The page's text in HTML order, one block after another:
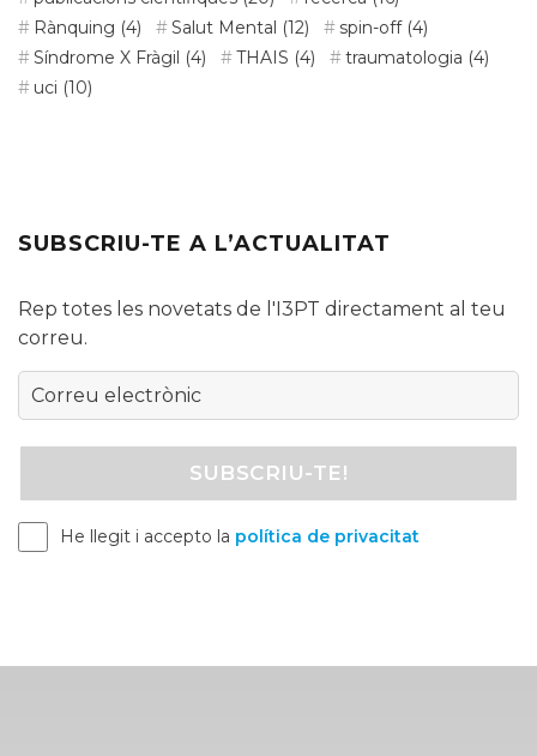
Rànquing (4) Salut Mental (12) spin-off(4)
Síndrome X Fràgil (4) THAIS (4) traumatologia (4)
uci (10)
SUBSCRIU-TE A L’ACTUALITAT
Rep totes les novetats de l'I3PT directament al teu
correu.
He llegit i accepto la política de privacitat